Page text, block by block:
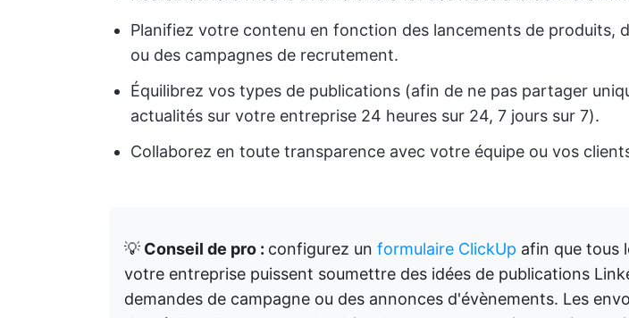
Planifiez votre contenu en fonction des lancements de produits,
ou des campagnes de recrutement.
Équilibrez vos types de publications (afin de ne pas partager
actualités sur votre entreprise 24 heures sur 24, 7 jours sur 7).
Collaborez en toute transparence avec votre équipe ou vos
💡 Conseil de pro : configurez un formulaire ClickUp afin que tous
votre entreprise puissent soumettre des idées de publications
demandes de campagne ou des annonces d'évènements. Les